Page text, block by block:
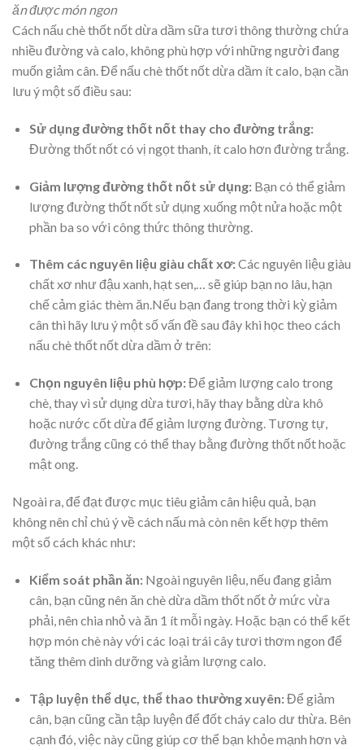
ăn được món ngon
Cách nấu chè thốt nốt dừa dầm sữa tươi thông thường chứa
nhiều đường và calo, không phù hợp với những người đang
muốn giảm cân. Để nấu chè thốt nốt dừa dầm ít calo, bạn cần
lưu ý một số điều sau:
Sử dụng đường thốt nốt thay cho đường trắng:
Đường thốt nốt có vị ngọt thanh, ít calo hơn đường trắng.
Giảm lượng đường thốt nốt sử dụng: Bạn có thể giảm
lượng đường thốt nốt sử dụng xuống một nửa hoặc một
phần ba so với công thức thông thường.
Thêm các nguyên liệu giàu chất xơ:Các nguyên liệu giàu
chất xơ như đậu xanh, hạt sen,… sẽ giúp bạn no lâu, hạn
chế cảm giác thèm ăn.Nếu bạn đang trong thời kỳ giảm
cân thì hãy lưu ý một số vấn đề sau đây khi học theo cách
nấu chè thốt nốt dừa dầm ở trên:
Chọn nguyên liệu phù hợp:Để giảm lượng calo trong
chè, thay vì sử dụng dừa tươi, hãy thay bằng dừa khô
hoặc nước cốt dừa để giảm lượng đường. Tương tự,
đường trắng cũng có thể thay bằng đường thốt nốt hoặc
mật ong.
​Ngoài ra, để đạt được mục tiêu giảm cân hiệu quả, bạn
không nên chỉ chú ý về cách nấu mà còn nên kết hợp thêm
một số cách khác như:
Kiểm soát phần ăn: Ngoài nguyên liệu, nếu đang giảm
cân, bạn cũng nên ăn chè dừa dầm thốt nốt ở mức vừa
phải, nên chia nhỏ và ăn 1 ít mỗi ngày. Hoặc bạn có thể kết
hợp món chè này với các loại trái cây tươi thơm ngon để
tăng thêm dinh dưỡng và giảm lượng calo.
Tập luyện thể dục, thể thao thường xuyên:Để giảm
cân, bạn cũng cần tập luyện để đốt cháy calo dư thừa. Bên
cạnh đó, việc này cũng giúp cơ thể bạn khỏe mạnh hơn và